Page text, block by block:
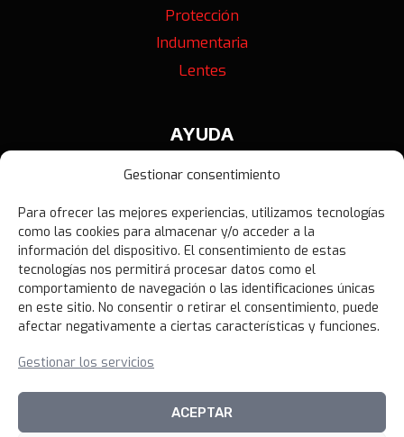
Gestionar consentimiento
Para ofrecer las mejores experiencias, utilizamos tecnologías
como las cookies para almacenar y/o acceder a la
información del dispositivo. El consentimiento de estas
tecnologías nos permitirá procesar datos como el
comportamiento de navegación o las identificaciones únicas
en este sitio. No consentir o retirar el consentimiento, puede
afectar negativamente a ciertas características y funciones.
Gestionar los servicios
ACEPTAR
Protección
Indumentaria
Lentes
AYUDA
Contáctanos
Política de Privacidad
Política de Devoluciones
Libro de Reclamaciones